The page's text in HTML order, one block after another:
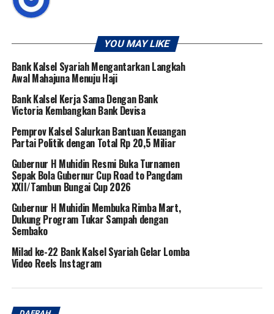
YOU MAY LIKE
Bank Kalsel Syariah Mengantarkan Langkah
Awal Mahajuna Menuju Haji
Bank Kalsel Kerja Sama Dengan Bank
Victoria Kembangkan Bank Devisa
Pemprov Kalsel Salurkan Bantuan Keuangan
Partai Politik dengan Total Rp 20,5 Miliar
Gubernur H Muhidin Resmi Buka Turnamen
Sepak Bola Gubernur Cup Road to Pangdam
XXII/Tambun Bungai Cup 2026
Gubernur H Muhidin Membuka Rimba Mart,
Dukung Program Tukar Sampah dengan
Sembako
Milad ke-22 Bank Kalsel Syariah Gelar Lomba
Video Reels Instagram